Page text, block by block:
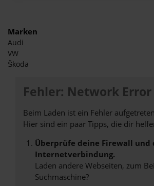
Marken
Audi
VW
Škoda
Fehler: Network Error
Beim Laden ist ein Fehler
Hier sind ein paar Tipps, die dir
Überprüfe deine Firewall und
Internetverbindung.
Laden andere Webseiten, zum
Suchmaschine?